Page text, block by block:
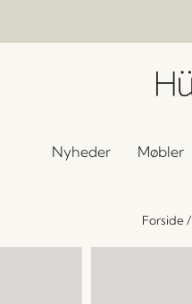
Nyheder Møbler
Forside/